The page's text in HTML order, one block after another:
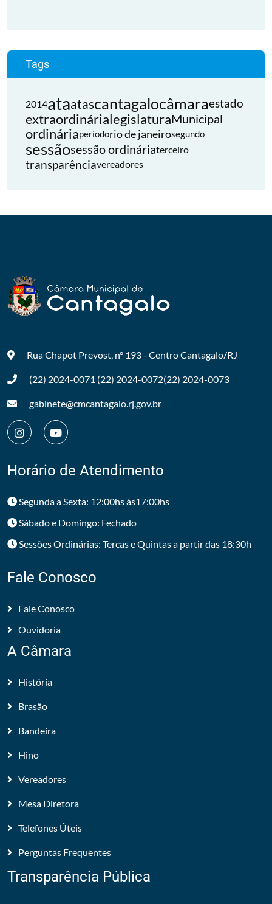
Tags
2014ataatascantagalocâmaraestado
extraordinárialegislaturaMunicipal
ordináriaperíodorio de janeirosegundo
sessãosessão ordináriaterceiro
transparênciavereadores
Rua Chapot Prevost, nº 193 - CentroCantagalo/RJ
(22) 2024-0071 (22) 2024-0072(22) 2024-0073
gabinete@cmcantagalo.rj.gov.br
Horário de Atendimento
Segunda a Sexta: 12:00hs às17:00hs
Sábado e Domingo: Fechado
Sessões Ordinárias: Tercas e Quintas a partir das 18:30h
Fale Conosco
Fale Conosco
Ouvidoria
A Câmara
História
Brasão
Bandeira
Hino
Vereadores
Mesa Diretora
Telefones Úteis
Perguntas Frequentes
Transparência Pública